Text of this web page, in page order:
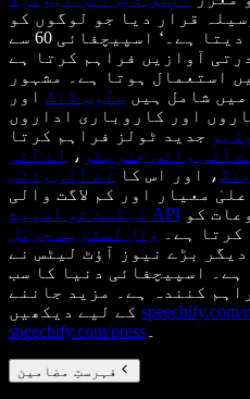
قرار دیا جو لوگوں کو
اپنی زندگی جینے میں مدد دیتا ہے۔‘ اسپیچفائی 60 سے
میں 1,000+ قدرتی آوازیں فراہم کرتا ہے
ممالک میں استعمال ہوتا ہے۔ مشہور
شامل ہیں سنُوپ ڈاگ اور
اور کاروباری اداروں
جدید ٹولز فراہم کرتا
آئی وائس جنریٹر ،
اے آئی
، اور اس کا
اے آئی وائس
معیار اور کم لاگت والی
ٹیکسٹ ٹو اسپیچ API
کرتا ہے۔
وال اسٹریٹ جرنل
دیگر بڑے نیوز آؤٹ لیٹس نے
ہے۔ اسپیچفائی دنیا کا سب
کنندہ ہے۔ مزید جاننے
speechify.com/
speechify.com/press
فہرستِ مضامین